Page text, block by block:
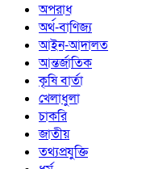
অপরাধ
অর্থ-বাণিজ্য
আইন-আদালত
আন্তর্জাতিক
কৃষি বার্তা
খেলাধুলা
চাকরি
জাতীয়
তথ্যপ্রযুক্তি